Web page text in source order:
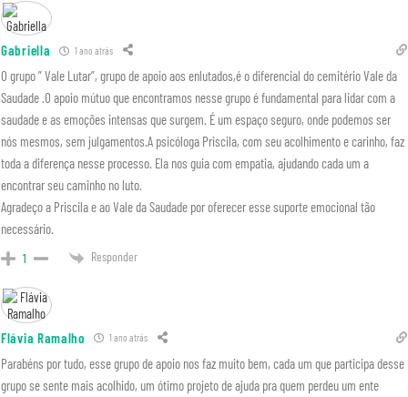
Gabriella 1 ano atrás
O grupo ” Vale Lutar”, grupo de apoio aos enlutados,é o diferencial do cemitério Vale da
Saudade .O apoio mútuo que encontramos nesse grupo é fundamental para lidar com a
saudade e as emoções intensas que surgem. É um espaço seguro, onde podemos ser
nós mesmos, sem julgamentos.A psicóloga Priscila, com seu acolhimento e carinho, faz
toda a diferença nesse processo. Ela nos guia com empatia, ajudando cada um a
encontrar seu caminho no luto.
Agradeço a Priscila e ao Vale da Saudade por oferecer esse suporte emocional tão
necessário.
1 Responder
Flávia Ramalho 1 ano atrás
Parabéns por tudo, esse grupo de apoio nos faz muito bem, cada um que participa desse
grupo se sente mais acolhido, um ótimo projeto de ajuda pra quem perdeu um ente